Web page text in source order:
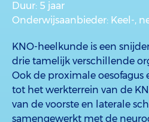
Duur: 5 jaar
Onderwijsaanbieder: Keel-,
KNO-heelkunde is een
drie tamelijk verschillende
Ook de proximale oesofagus
tot het werkterrein van de
van de voorste en laterale
samengewerkt met de